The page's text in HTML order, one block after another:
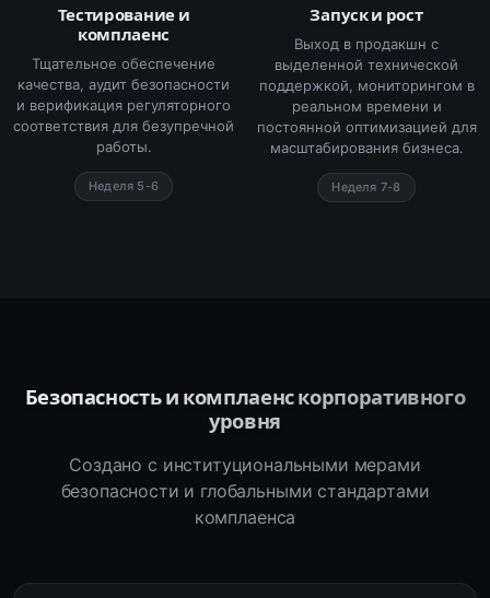
Тестирование и
комплаенс
Тщательное обеспечение
качества, аудит безопасности
и верификация регуляторного
соответствия для безупречной
работы.
Неделя 5-6
Запуск и рост
Выход в продакшн с
выделенной технической
поддержкой, мониторингом в
реальном времени и
постоянной оптимизацией для
масштабирования бизнеса.
Неделя 7-8
Безопасность и комплаенс корпоративного
уровня
Создано с институциональными мерами
безопасности и глобальными стандартами
комплаенса